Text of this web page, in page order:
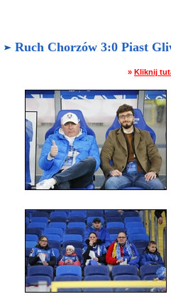
Ruch Chorzów 3:0 Piast
» Kliknij